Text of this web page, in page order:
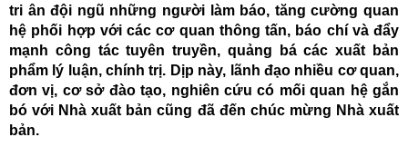
tri ân đội ngũ những người làm báo, tăng cường quan
hệ phối hợp với các cơ quan thông tấn, báo chí và đẩy
mạnh công tác tuyên truyền, quảng bá các xuất bản
phẩm lý luận, chính trị. Dịp này, lãnh đạo nhiều cơ quan,
đơn vị, cơ sở đào tạo, nghiên cứu có mối quan hệ gắn
bó với Nhà xuất bản cũng đã đến chúc mừng Nhà xuất
bản.